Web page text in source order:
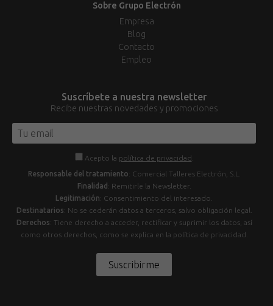
Sobre Grupo Electrón
Empresa
Blog
Contacto
Empleo
Suscríbete a nuestra newsletter
Recibe nuestras novedades y promociones
Acepto la política de privacidad
Responsable del tratamiento: Comercial Talleres Electrón, S.L.
Finalidad : Remitirle la Newsletter.
Legitimación: Consentimiento del interesado.
Destinatarios: No se cederán datos a terceros, salvo obligación legal.
Derechos: Tiene derecho a acceder, rectificar y suprimir los datos, así
como otros derechos, como se explica en la política de privacidad.
Suscribirme